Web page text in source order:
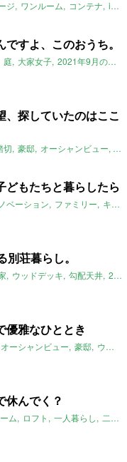
ジ ワンルーム コンテナ instagram
すよ、このおうち。
庭 大家女子 2021年9月のおすすめ
、探していたのはここ
切 豪邸 オーシャンビュー ス
どもたちと暮らしたら
ベーション ファミリー キッチン
荘暮らし。
ウッドデッキ 勾配天井 2021年9月のおすすめ
優雅なひととき
オーシャンビュー 豪邸 ウッドデッキ
休んでく？
ム ロフト 一人暮らし 二人暮らし